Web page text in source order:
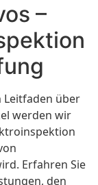
–
Leitfaden über
werden wir
Erfahren Sie
den